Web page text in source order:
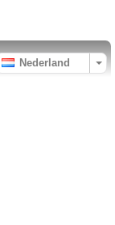
Nederland